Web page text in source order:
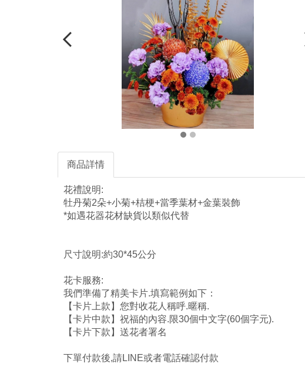
商品詳情
花禮說明:
牡丹菊2朵+小菊+桔梗+當季葉材+金葉裝飾
*如遇花器花材缺貨以類似代替
尺寸說明:約30*45公分
花卡服務:
我們準備了精美卡片.填寫範例如下：
【卡片上款】您對收花人稱呼.暱稱.
【卡片中款】祝福的內容.限30個中文字(60個字元).
【卡片下款】送花者署名
下單付款後,請LINE或者電話確認付款